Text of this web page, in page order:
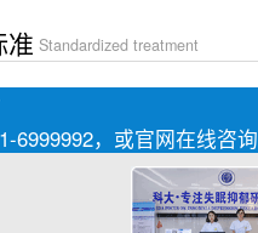
准 Standardized treatment
6999992，或官网在线咨询